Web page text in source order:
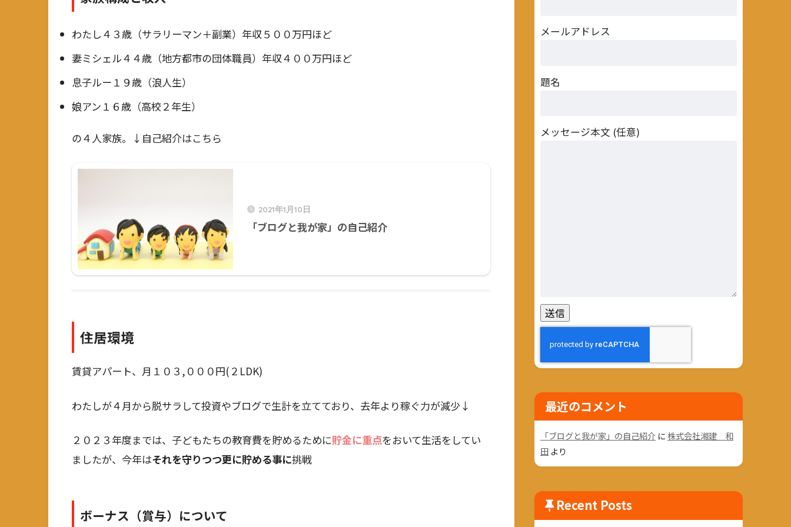
わたし４３歳（サラリーマン＋副業）年収５００万円ほど
妻ミシェル４４歳（地方都市の団体職員）年収４００万円ほど
息子ルー１９歳（浪人生）
娘アン１６歳（高校２年生）
の４人家族。↓自己紹介はこちら
2021年1月10日
「ブログと我が家」の自己紹介
住居環境
賃貸アパート、月１０３,０００円(２LDK)
わたしが４月から脱サラして投資やブログで生計を立てており、去年より稼ぐ力が減少↓
２０２３年度までは、子どもたちの教育費を貯めるために貯金に重点をおいて生活をしてい
ましたが、今年はそれを守りつつ更に貯める事に挑戦
ボーナス（賞与）について
メールアドレス
題名
メッセージ本文 (任意)
最近のコメント
「ブログと我が家」の自己紹介 に株式会社湘建 和
田 より
Recent Posts